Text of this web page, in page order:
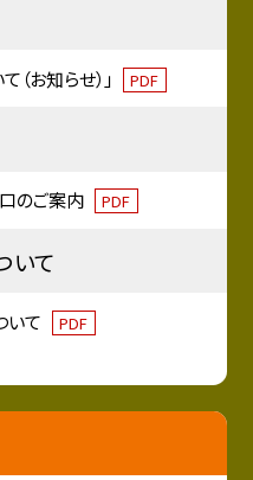
お知らせ）」 PDF
のご案内 PDF
いて
いて PDF